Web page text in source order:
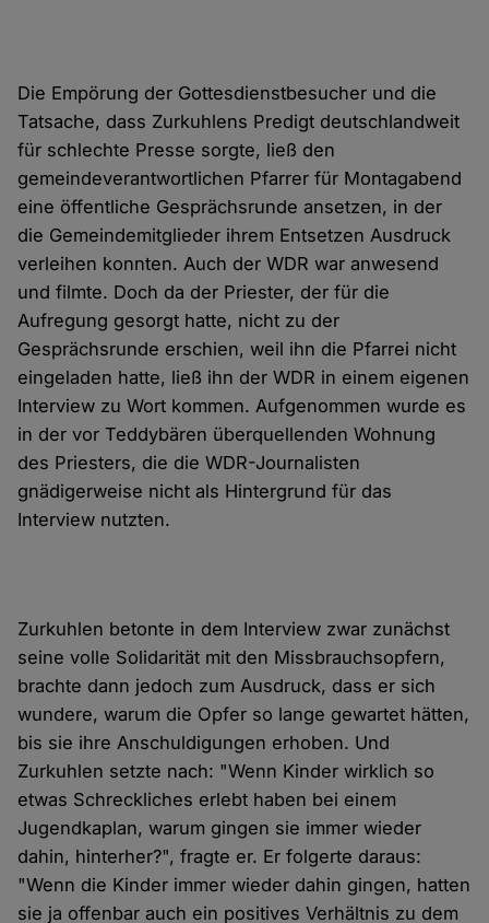
Die Empörung der Gottesdienstbesucher und die
Tatsache, dass Zurkuhlens Predigt deutschlandweit
für schlechte Presse sorgte, ließ den
gemeindeverantwortlichen Pfarrer für Montagabend
eine öffentliche Gesprächsrunde ansetzen, in der
die Gemeindemitglieder ihrem Entsetzen Ausdruck
verleihen konnten. Auch der WDR war anwesend
und filmte. Doch da der Priester, der für die
Aufregung gesorgt hatte, nicht zu der
Gesprächsrunde erschien, weil ihn die Pfarrei nicht
eingeladen hatte, ließ ihn der WDR in einem eigenen
Interview zu Wort kommen. Aufgenommen wurde es
in der vor Teddybären überquellenden Wohnung
des Priesters, die die WDR-Journalisten
gnädigerweise nicht als Hintergrund für das
Interview nutzten.
Zurkuhlen betonte in dem Interview zwar zunächst
seine volle Solidarität mit den Missbrauchsopfern,
brachte dann jedoch zum Ausdruck, dass er sich
wundere, warum die Opfer so lange gewartet hätten,
bis sie ihre Anschuldigungen erhoben. Und
Zurkuhlen setzte nach: "Wenn Kinder wirklich so
etwas Schreckliches erlebt haben bei einem
Jugendkaplan, warum gingen sie immer wieder
dahin, hinterher?", fragte er. Er folgerte daraus:
"Wenn die Kinder immer wieder dahin gingen, hatten
sie ja offenbar auch ein positives Verhältnis zu dem